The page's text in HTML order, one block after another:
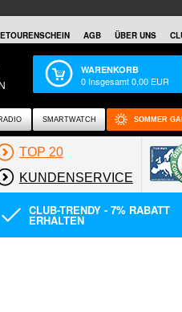
AGB ÜBER UNS
WARENKORB
0 Insgesamt0,00 EUR
SMARTWATCH SOMMER
TOP 20
KUNDENSERVICE
CLUB-TRENDY - 7% RABATT
ERHALTEN